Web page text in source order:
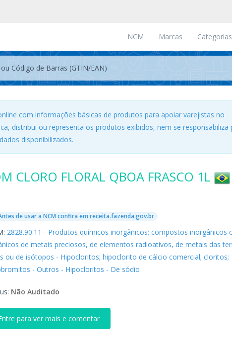
NCM Marcas Categorias
com informações básicas de produtos para apoiar varejistas no
distribui ou representa os produtos exibidos, nem se responsabiliza
disponibilizados.
CLORO FLORAL QBOA FRASCO 1L
de usar a NCM confira em receita.fazenda.gov.br
2828.90.11 - Produtos químicos inorgânicos; compostos inorgânicos
de metais preciosos, de elementos radioativos, de metais das
ou de isótopos - Hipocloritos; hipoclorito de cálcio comercial; cloritos;
- Outros - Hipocloritos - De sódio
Não Auditado
para ver mais e comentar